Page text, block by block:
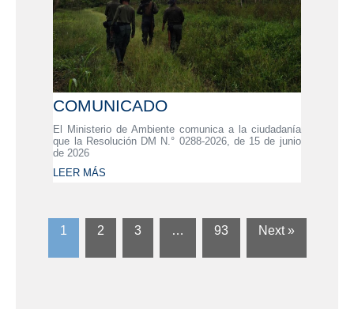
COMUNICADO
El Ministerio de Ambiente comunica a la ciudadanía
que la Resolución DM N.° 0288-2026, de 15 de junio
de 2026
LEER MÁS
1 2 3 … 93 Next »